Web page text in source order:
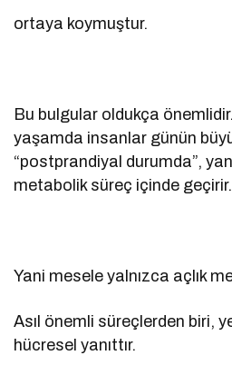
ortaya koymuştur.
Bu bulgular oldukça
yaşamda insanlar günün
“postprandiyal durumda”,
metabolik süreç içinde geçirir.
Yani mesele yalnızca açlık
Asıl önemli süreçlerden biri,
hücresel yanıttır.